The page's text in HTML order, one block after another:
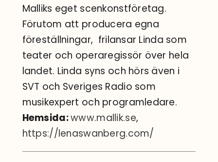
Malliks eget scenkonstföretag.
Förutom att producera egna
föreställningar, frilansar Linda som
teater och operaregissör över hela
landet. Linda syns och hörs även i
SVT och Sveriges Radio som
musikexpert och programledare.
Hemsida:www.mallik.se,
https://lenaswanberg.com/